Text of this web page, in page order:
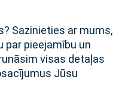
Sazinieties ar mums,
par pieejamību un
visas detaļas
Jūsu